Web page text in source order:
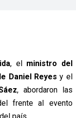
, el ministro del
Daniel Reyes y el
, abordaron las
frente al evento
país.